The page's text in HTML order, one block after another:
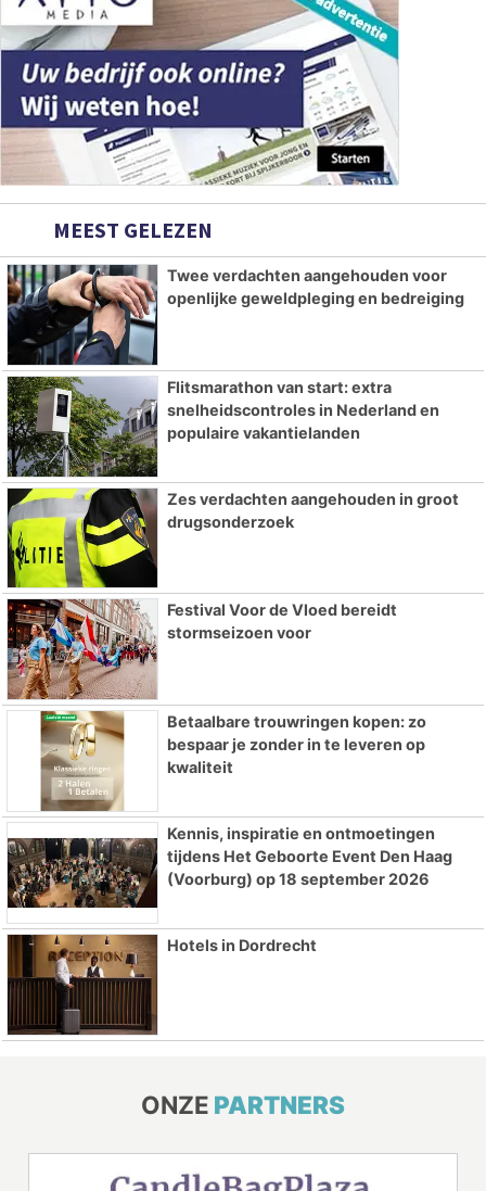
MEEST GELEZEN
Twee verdachten aangehouden voor
openlijke geweldpleging en bedreiging
Flitsmarathon van start: extra
snelheidscontroles in Nederland en
populaire vakantielanden
Zes verdachten aangehouden in groot
drugsonderzoek
Festival Voor de Vloed bereidt
stormseizoen voor
Betaalbare trouwringen kopen: zo
bespaar je zonder in te leveren op
kwaliteit
Kennis, inspiratie en ontmoetingen
tijdens Het Geboorte Event Den Haag
(Voorburg) op 18 september 2026
Hotels in Dordrecht
ONZE PARTNERS